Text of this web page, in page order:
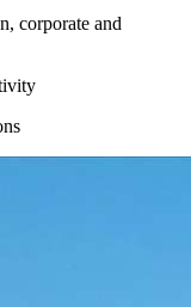
corporate and